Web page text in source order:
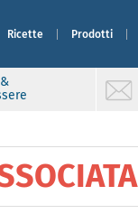
Ricette Prodotti